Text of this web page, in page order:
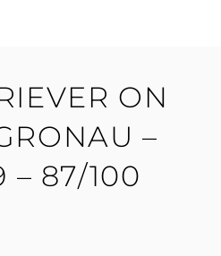
ON
–
– 87/100